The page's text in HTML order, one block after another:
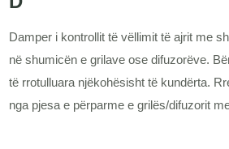
Damper i kontrollit të vëllimit të ajrit me
në shumicën e grilave ose difuzorëve.
të rrotulluara njëkohësisht të kundërta.
nga pjesa e përparme e grilës/difuzorit